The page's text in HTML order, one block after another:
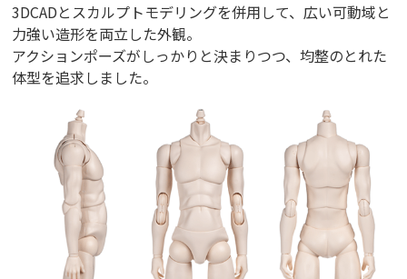
3DCADとスカルプトモデリングを併用して、広い可動域と
力強い造形を両立した外観。
アクションポーズがしっかりと決まりつつ、均整のとれた
体型を追求しました。